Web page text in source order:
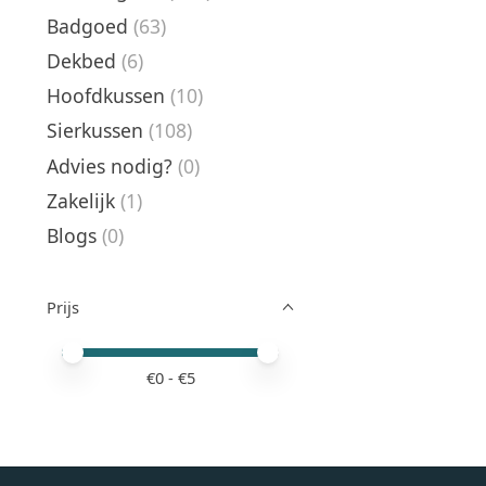
Badgoed (63)
Dekbed (6)
Hoofdkussen (10)
Sierkussen (108)
Advies nodig? (0)
Zakelijk (1)
Blogs (0)
Prijs
Minimale prijswaarde
Price maximum value
€0- €5